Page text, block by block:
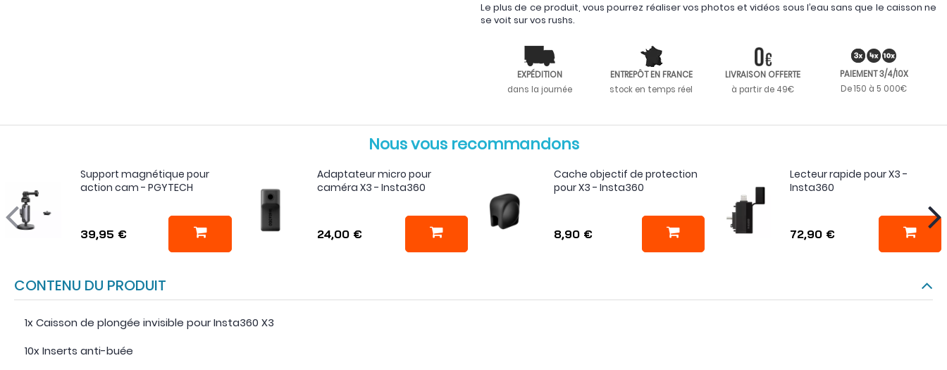
Le plus de ce produit, vous pourrez réaliser vos photos et vidéos sous l’eau sans que le caisson ne
se voit sur vos rushs.
EXPÉDITION
dans la journée
ENTREPÔT EN FRANCE
stock en temps réel
LIVRAISON OFFERTE
à partir de 49€
PAIEMENT 3/4/10X
De 150 à 5 000€
Nous vous recommandons
Support magnétique pour
action cam - PGYTECH
39,95 €
Adaptateur micro pour
caméra X3 - Insta360
24,00 €
Cache objectif de protection
pour X3 - Insta360
8,90 €
Lecteur rapide pour X3 -
Insta360
72,90 €
CONTENU DU PRODUIT
1x Caisson de plongée invisible pour Insta360 X3
10x Inserts anti-buée